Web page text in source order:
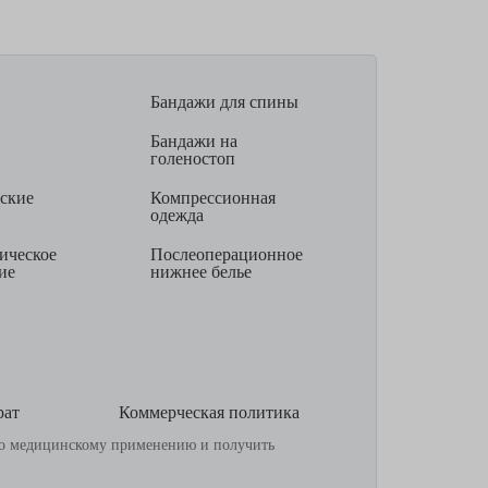
Бандажи для спины
Бандажи на
голеностоп
Компрессионная
одежда
Послеоперационное
нижнее белье
Коммерческая политика
медицинскому применению и получить